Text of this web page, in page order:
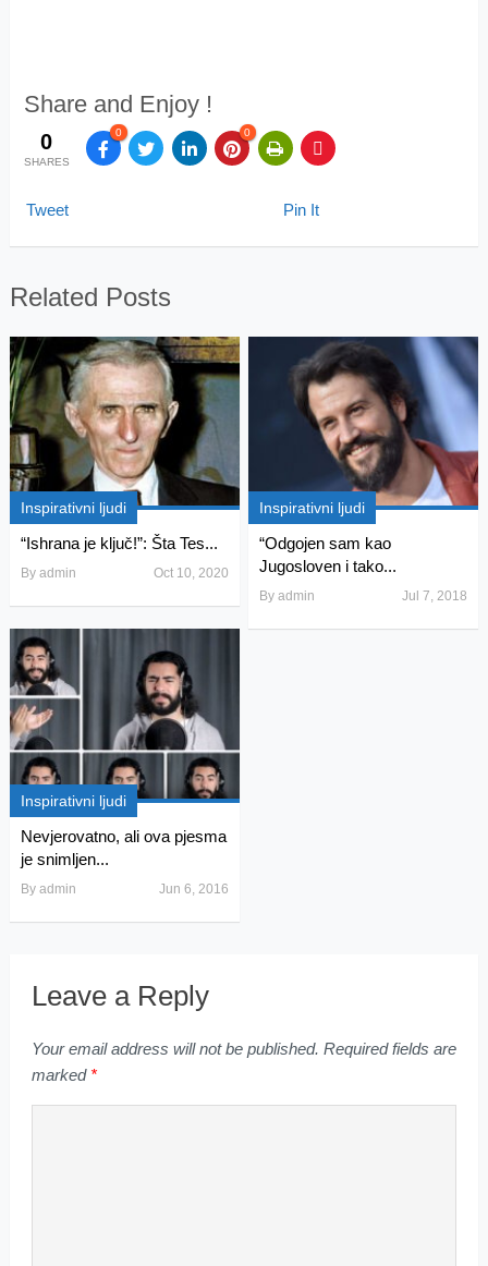
Share and Enjoy !
0
SHARES
0 0
Tweet Pin It
Related Posts
Inspirativni ljudi
“Ishrana je ključ!”: Šta Tes...
By admin Oct 10, 2020
Inspirativni ljudi
“Odgojen sam kao
Jugosloven i tako...
Byadmin Jul 7, 2018
Inspirativni ljudi
Nevjerovatno, ali ova pjesma
je snimljen...
By admin Jun 6, 2016
Leave a Reply
Your email address will not be published. Required fields are
marked *